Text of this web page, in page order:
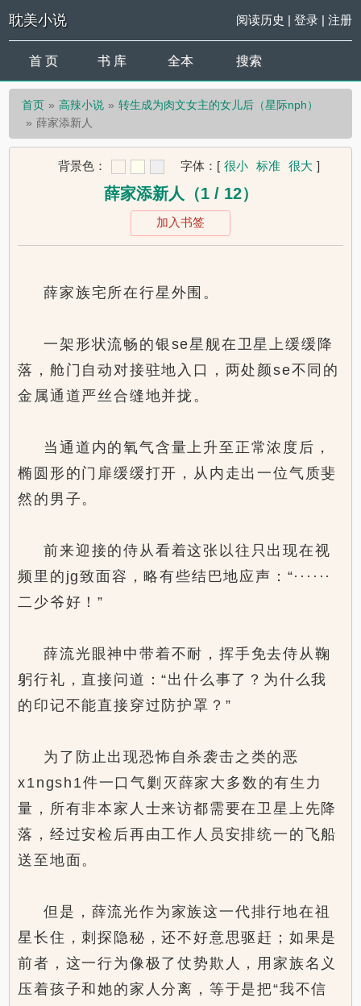
耽美小说 阅读历史 | 登录| 注册
首 页 书 库 全本 搜索
首页 高辣小说
转生成为肉文女主的女儿后（星际nph）
薛家添新人
背景色： 字体： [ 很小 标准 很大 ]
薛家添新人（1 / 12）
加入书签
薛家族宅所在行星外围。
一架形状流畅的银se星舰在卫星上缓缓降
落，舱门自动对接驻地入口，两处颜se不同的
金属通道严丝合缝地并拢。
当通道内的氧气含量上升至正常浓度后，
椭圆形的门扉缓缓打开，从内走出一位气质斐
然的男子。
前来迎接的侍从看着这张以往只出现在视
频里的jg致面容，略有些结巴地应声：“······
二少爷好！”
薛流光眼神中带着不耐，挥手免去侍从鞠
躬行礼，直接问道：“出什么事了？为什么我
的印记不能直接穿过防护罩？”
为了防止出现恐怖自杀袭击之类的恶
x1ngsh1件一口气剿灭薛家大多数的有生力
量，所有非本家人士来访都需要在卫星上先降
落，经过安检后再由工作人员安排统一的飞船
送至地面。
但是，薛流光作为家族这一代排行地在祖
星长住，刺探隐秘，还不好意思驱赶；如果是
前者，这一行为像极了仗势欺人，用家族名义
压着孩子和她的家人分离，等于是把“我不信